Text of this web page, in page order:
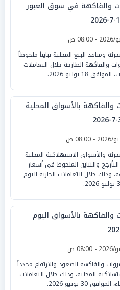
والفاكهة في سوق العبور
ومنافذ البيع المحلية تبايناً ملحوظاً
والفاكهة الطازجة خلال التعاملات
18 يوليو 2026.
والفاكهة بالأسواق المحلية
والأسواق الاستهلاكية المحلية
والتباين الملحوظ في أسعار
وذلك خلال التعاملات الجارية اليوم
والفاكهة بالأسواق اليوم
والفاكهة الصعود والارتفاع مجدداً
المحلية، وذلك خلال التعاملات
30 يونيو 2026.